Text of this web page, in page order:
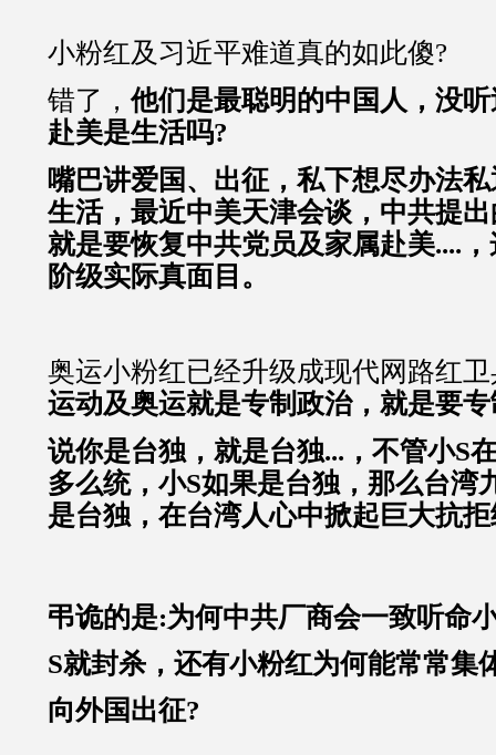
小粉红及习近平难道真的如此傻?
错了，他们是最聪明的中国人，没
赴美是生活吗?
嘴巴讲爱国、出征，私下想尽办法
生活，最近中美天津会谈，中共提
就是要恢复中共党员及家属赴美....
阶级实际真面目。
奥运小粉红已经升级成现代网路红
运动及奥运就是专制政治，就是要
说你是台独，就是台独...， 不管小S
多么统，小S如果是台独，那么台湾
是台独，在台湾人心中掀起巨大抗拒
弔诡的是:为何中共厂商会一致听命
S就封杀，还有小粉红为何能常常集
向外国出征?